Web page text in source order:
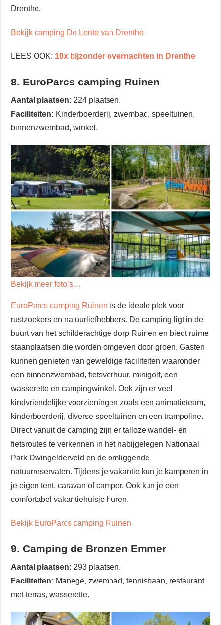
Drenthe.
Bekijk camping De Lente van Drenthe
LEES OOK: 10x bijzonder overnachten in Drenthe
8. EuroParcs camping Ruinen
Aantal plaatsen: 224 plaatsen.
Faciliteiten: Kinderboerderij, zwembad, speeltuinen,
binnenzwembad, winkel.
Bekijk meer foto’s…
EuroParcs camping Ruinen is de ideale plek voor
rustzoekers en natuurliefhebbers. De camping ligt in de
buurt van het schilderachtige dorp Ruinen en biedt ruime
staanplaatsen die worden omgeven door groen. Gasten
kunnen genieten van geweldige faciliteiten waaronder
een binnenzwembad, fietsverhuur, minigolf, een
wasserette en campingwinkel. Ook zijn er veel
kindvriendelijke voorzieningen zoals een animatieteam,
kinderboerderij, diverse speeltuinen en een trampoline.
Direct vanuit de camping zijn er talloze wandel- en
fietsroutes te verkennen in het nabijgelegen Nationaal
Park Dwingelderveld en de omliggende
natuurreservaten. Tijdens je vakantie kun je kamperen in
je eigen tent, caravan of camper. Ook kun je een
comfortabel vakantiehuisje huren.
Bekijk EuroParcs camping Ruinen
9. Camping de Bronzen Emmer
Aantal plaatsen: 293 plaatsen.
Faciliteiten: Manege, zwembad, tennisbaan, restaurant
met terras, wasserette.